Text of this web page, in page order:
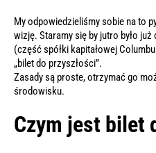
My odpowiedzieliśmy sobie na to
wizję. Staramy się by jutro było
(część spółki kapitałowej
„bilet do przyszłości”.
Zasady są proste, otrzymać go
środowisku.
Czym jest bilet